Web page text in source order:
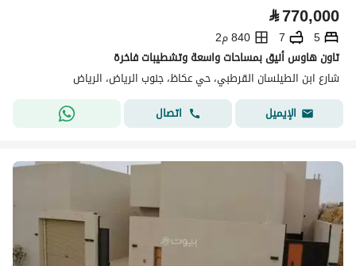
⃁770,000
5
7
840 م2
تاون هاوس أنيق بمساحات واسعة وتشطيبات فاخرة
شارع ابن الطيلسان القرطبي، حي عكاظ، جنوب الرياض، الرياض
الإيميل
اتصال